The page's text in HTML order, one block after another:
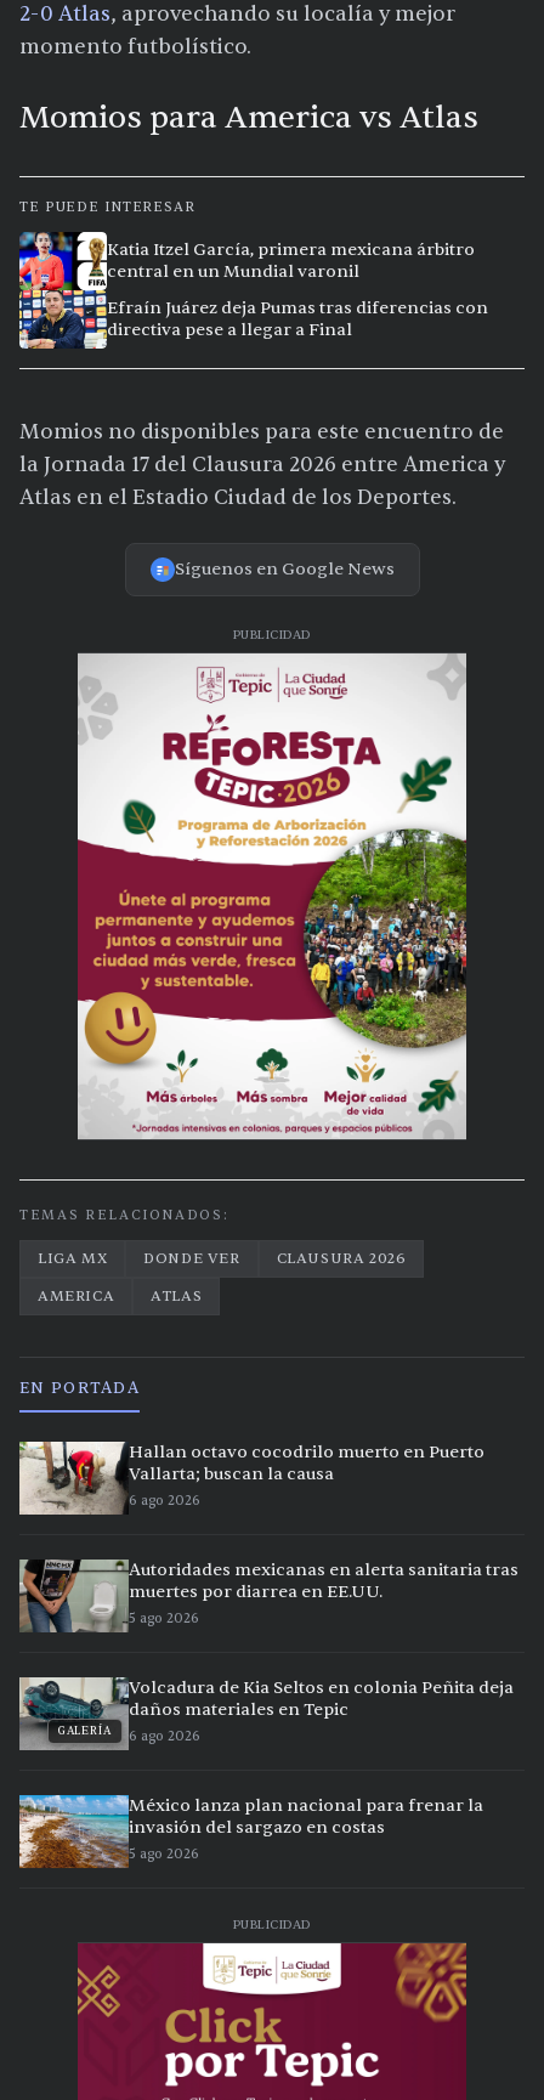
2-0 Atlas, aprovechando su localía y mejor
momento futbolístico.
Momios para America vs Atlas
TE PUEDE INTERESAR
Katia Itzel García, primera mexicana árbitro
central en un Mundial varonil
Efraín Juárez deja Pumas tras diferencias con
directiva pese a llegar a Final
Momios no disponibles para este encuentro de
la Jornada 17 del Clausura 2026 entre America y
Atlas en el Estadio Ciudad de los Deportes.
Síguenos en Google News
PUBLICIDAD
TEMAS RELACIONADOS:
LIGA MX DONDE VER
CLAUSURA 2026
AMERICA
ATLAS
EN PORTADA
Hallan octavo cocodrilo muerto en Puerto
Vallarta; buscan la causa
6 ago 2026
Autoridades mexicanas en alerta sanitaria tras
muertes por diarrea en EE.UU.
5 ago 2026
GALERÍA
Volcadura de Kia Seltos en colonia Peñita deja
daños materiales en Tepic
6 ago 2026
México lanza plan nacional para frenar la
invasión del sargazo en costas
5 ago 2026
PUBLICIDAD